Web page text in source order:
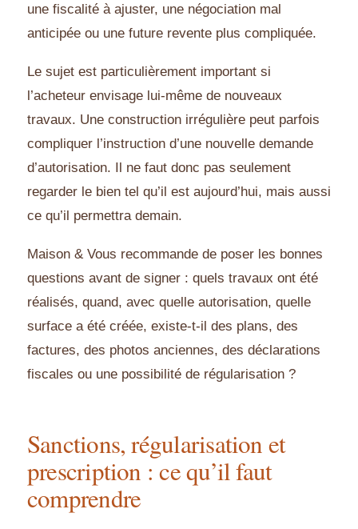
une fiscalité à ajuster, une négociation mal
anticipée ou une future revente plus compliquée.
Le sujet est particulièrement important si
l’acheteur envisage lui-même de nouveaux
travaux. Une construction irrégulière peut parfois
compliquer l’instruction d’une nouvelle demande
d’autorisation. Il ne faut donc pas seulement
regarder le bien tel qu’il est aujourd’hui, mais aussi
ce qu’il permettra demain.
Maison & Vous recommande de poser les bonnes
questions avant de signer : quels travaux ont été
réalisés, quand, avec quelle autorisation, quelle
surface a été créée, existe-t-il des plans, des
factures, des photos anciennes, des déclarations
fiscales ou une possibilité de régularisation ?
Sanctions, régularisation et
prescription : ce qu’il faut
comprendre